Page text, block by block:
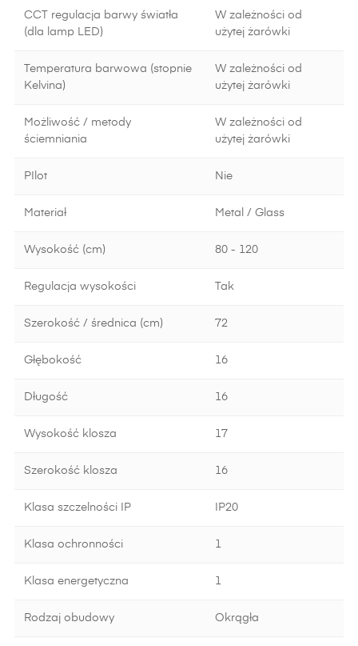
CCT regulacja barwy światła
(dla lamp LED)
W zależności od
użytej żarówki
Temperatura barwowa (stopnie
Kelvina)
W zależności od
użytej żarówki
Możliwość / metody
ściemniania
W zależności od
użytej żarówki
PIlot Nie
Materiał Metal / Glass
Wysokość (cm) 80 - 120
Regulacja wysokości Tak
Szerokość / średnica (cm) 72
Głębokość 16
Długość 16
Wysokość klosza 17
Szerokość klosza 16
Klasa szczelności IP IP20
Klasa ochronności 1
Klasa energetyczna 1
Rodzaj obudowy Okrągła